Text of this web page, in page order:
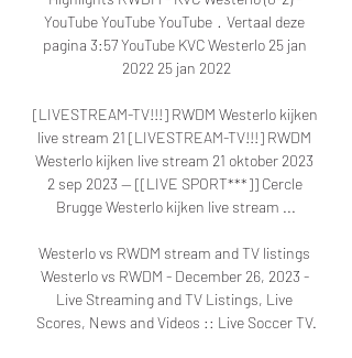
YouTube YouTube YouTube  ·  Vertaal deze
pagina 3:57 YouTube KVC Westerlo 25 jan
2022 25 jan 2022
[LIVESTREAM-TV!!!] RWDM Westerlo kijken
live stream 21 [LIVESTREAM-TV!!!] RWDM
Westerlo kijken live stream 21 oktober 2023
2 sep 2023 — [[LIVE SPORT***]] Cercle
Brugge Westerlo kijken live stream ...
Westerlo vs RWDM stream and TV listings
Westerlo vs RWDM - December 26, 2023 -
Live Streaming and TV Listings, Live
Scores, News and Videos :: Live Soccer TV.